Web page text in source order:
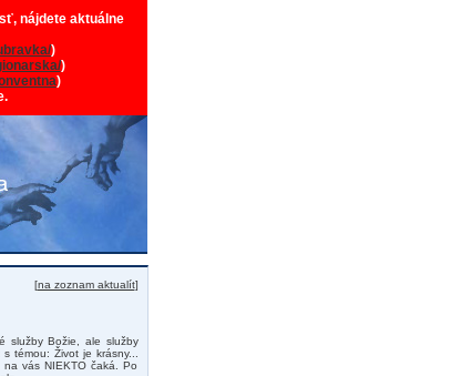
nájdete aktuálne
)
)
)
[na zoznam aktualít]
služby Božie, ale služby
témou: Život je krásny...
vás NIEKTO čaká. Po